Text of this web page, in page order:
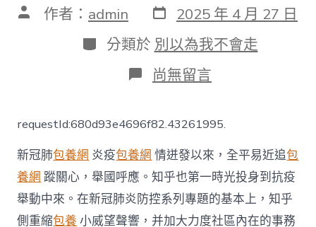
文 作者： admin 發
表
日
期
2025 年 4 月 27 日
分
類
分類於 別以為我不會走
在
〈縮
權
威
聲
音
超
3000
家
媒
尚無留言
requestId:680d93e4696f82.43261995.
新冠肺包養網 炎疫包養網 情迸發以來，全平易近追包
養網 蹤關心，舉國呼應。知乎也第一時光投身到抗疫
舉動中來。在新冠肺炎防控系列專題的基本上，知乎
側重縮包養 小威望聲響，并加大力度社區內在的事務